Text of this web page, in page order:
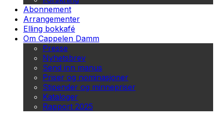
Abonnement
Arrangementer
Elling bokkafé
Om Cappelen Damm
Presse
Nyhetsbrev
Send inn manus
Priser og nominasjoner
Stipender og minnepriser
Kataloger
Rapport 2025